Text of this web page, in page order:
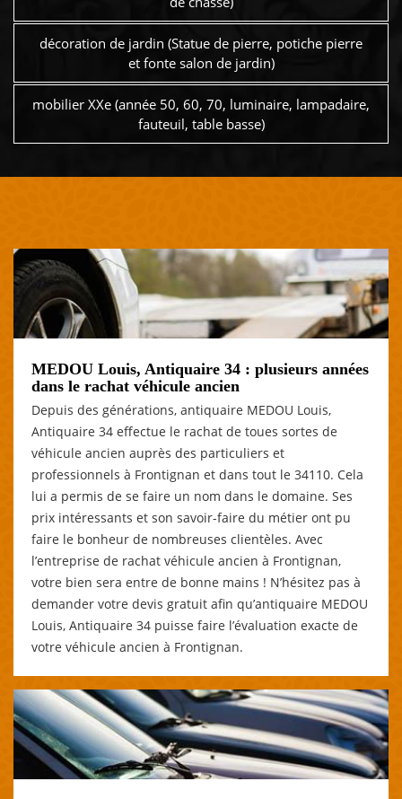
décoration de jardin (Statue de pierre, potiche pierre
et fonte salon de jardin)
mobilier XXe (année 50, 60, 70, luminaire, lampadaire,
fauteuil, table basse)
MEDOU Louis, Antiquaire 34 : plusieurs années
dans le rachat véhicule ancien
Depuis des générations, antiquaire MEDOU Louis,
Antiquaire 34 effectue le rachat de toues sortes de
véhicule ancien auprès des particuliers et
professionnels à Frontignan et dans tout le 34110. Cela
lui a permis de se faire un nom dans le domaine. Ses
prix intéressants et son savoir-faire du métier ont pu
faire le bonheur de nombreuses clientèles. Avec
l’entreprise de rachat véhicule ancien à Frontignan,
votre bien sera entre de bonne mains ! N’hésitez pas à
demander votre devis gratuit afin qu’antiquaire MEDOU
Louis, Antiquaire 34 puisse faire l’évaluation exacte de
votre véhicule ancien à Frontignan.